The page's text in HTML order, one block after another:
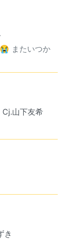
またいつか
Cj.山下友希
き